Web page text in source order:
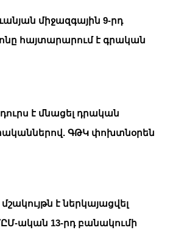
միջազգային 9-րդ
հայտարարում է գրական
դուրս է մնացել դրական
ԳԹԿ փոխտնօրեն
է ներկայացվել
ական 13-րդ բանակումի